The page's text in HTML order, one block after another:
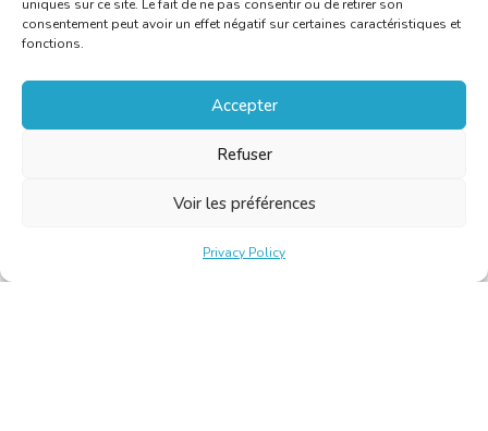
uniques sur ce site. Le fait de ne pas consentir ou de retirer son
consentement peut avoir un effet négatif sur certaines caractéristiques et
fonctions.
Accepter
Refuser
Voir les préférences
Privacy Policy